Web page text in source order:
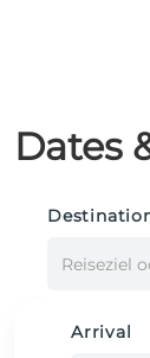
Dates
Reiseziel
Arrival